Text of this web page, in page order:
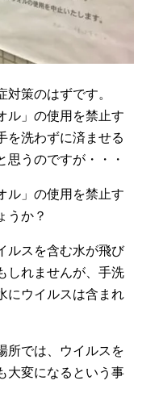
策のはずです。
ル」の使用を禁止す
を洗わずに済ませる
思うのですが・・・
ル」の使用を禁止す
うか？
ルスを含む水が飛び
しれませんが、手洗
にウイルスは含まれ
所では、ウイルスを
大変になるという事